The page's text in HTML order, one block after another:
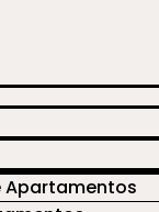
Apartamentos